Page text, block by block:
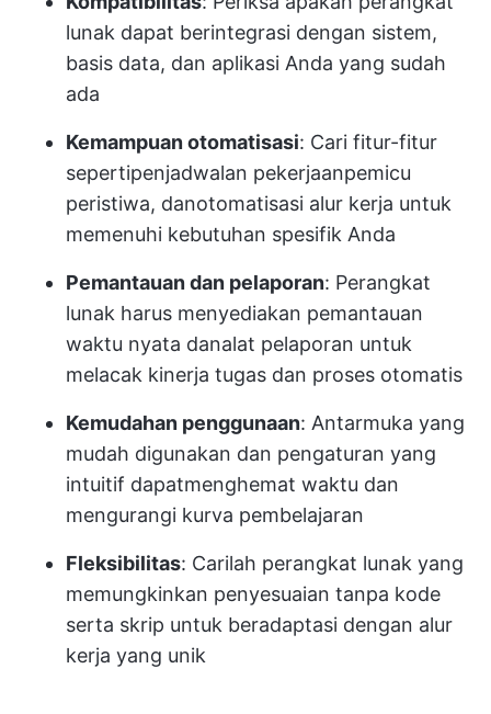
lunak dapat berintegrasi dengan sistem,
basis data, dan aplikasi Anda yang sudah
ada
Kemampuan otomatisasi: Cari fitur-fitur
sepertipenjadwalan pekerjaanpemicu
peristiwa, danotomatisasi alur kerja untuk
memenuhi kebutuhan spesifik Anda
Pemantauan dan pelaporan: Perangkat
lunak harus menyediakan pemantauan
waktu nyata danalat pelaporan untuk
melacak kinerja tugas dan proses otomatis
Kemudahan penggunaan: Antarmuka yang
mudah digunakan dan pengaturan yang
intuitif dapatmenghemat waktu dan
mengurangi kurva pembelajaran
Fleksibilitas: Carilah perangkat lunak yang
memungkinkan penyesuaian tanpa kode
serta skrip untuk beradaptasi dengan alur
kerja yang unik